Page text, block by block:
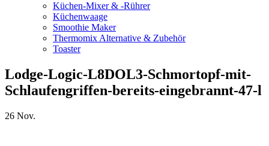
Küchen-Mixer & -Rührer
Küchenwaage
Smoothie Maker
Thermomix Alternative & Zubehör
Toaster
Lodge-Logic-L8DOL3-Schmortopf-mit-
Schlaufengriffen-bereits-eingebrannt-47-l
26 Nov.